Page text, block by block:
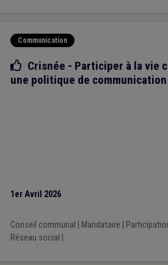
Communication
Bonne pratique
Crisnée - Participer à la vie
une politique de
1er Avril 2026
Conseil communal Mandataire
Réseau social